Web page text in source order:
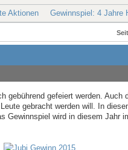
Aktionen Gewinnspiel: 4 Jahre
gebührend gefeiert werden. Auch
gebracht werden will. In
Gewinnspiel wird in diesem Jahr